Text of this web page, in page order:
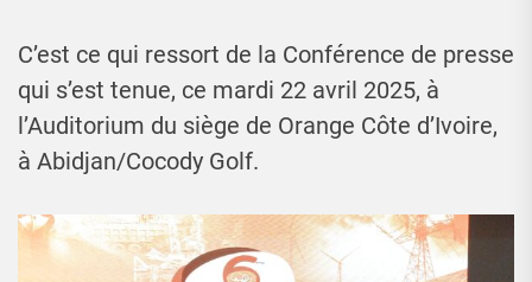
C’est ce qui ressort de la Conférence de presse
qui s’est tenue, ce mardi 22 avril 2025, à
l’Auditorium du siège de Orange Côte d’Ivoire,
à Abidjan/Cocody Golf.